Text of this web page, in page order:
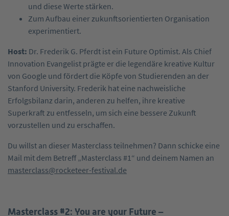
und diese Werte stärken.
Zum Aufbau einer zukunftsorientierten Organisation
experimentiert.
Host: Dr. Frederik G. Pferdt ist ein Future Optimist. Als Chief
Innovation Evangelist prägte er die legendäre kreative Kultur
von Google und fördert die Köpfe von Studierenden an der
Stanford University. Frederik hat eine nachweisliche
Erfolgsbilanz darin, anderen zu helfen, ihre kreative
Superkraft zu entfesseln, um sich eine bessere Zukunft
vorzustellen und zu erschaffen.
Du willst an dieser Masterclass teilnehmen? Dann schicke eine
Mail mit dem Betreff „Masterclass #1“ und deinem Namen an
masterclass@rocketeer-festival.de
Masterclass #2: You are your Future –